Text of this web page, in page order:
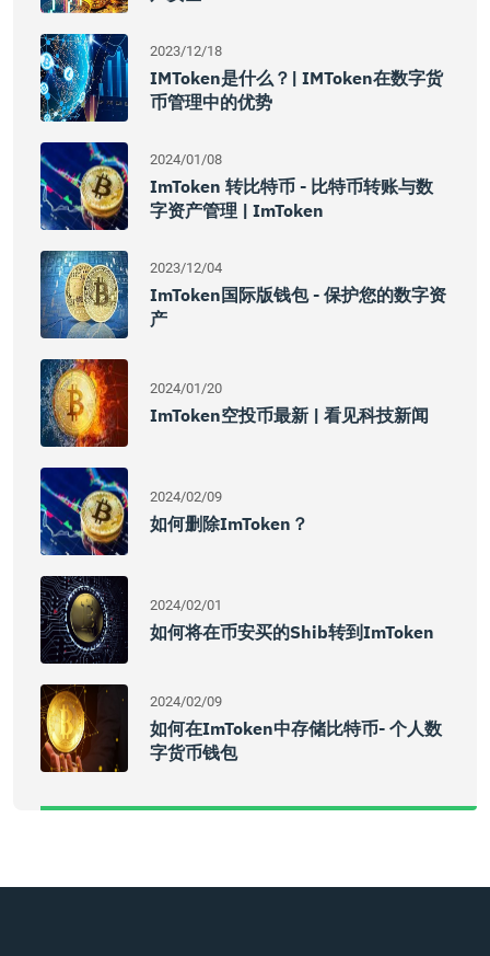
2023/12/18
IMToken是什么？| IMToken在数字货
币管理中的优势
2024/01/08
ImToken 转比特币 - 比特币转账与数
字资产管理 | ImToken
2023/12/04
ImToken国际版钱包 - 保护您的数字资
产
2024/01/20
ImToken空投币最新 | 看见科技新闻
2024/02/09
如何删除imToken？
2024/02/01
如何将在币安买的shib转到imToken
2024/02/09
如何在imToken中存储比特币- 个人数
字货币钱包